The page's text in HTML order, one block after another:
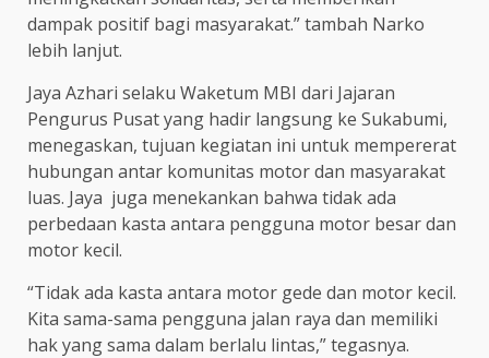
dampak positif bagi masyarakat.” tambah Narko
lebih lanjut.
Jaya Azhari selaku Waketum MBI dari Jajaran
Pengurus Pusat yang hadir langsung ke Sukabumi,
menegaskan, tujuan kegiatan ini untuk mempererat
hubungan antar komunitas motor dan masyarakat
luas. Jaya juga menekankan bahwa tidak ada
perbedaan kasta antara pengguna motor besar dan
motor kecil.
“Tidak ada kasta antara motor gede dan motor kecil.
Kita sama-sama pengguna jalan raya dan memiliki
hak yang sama dalam berlalu lintas,” tegasnya.